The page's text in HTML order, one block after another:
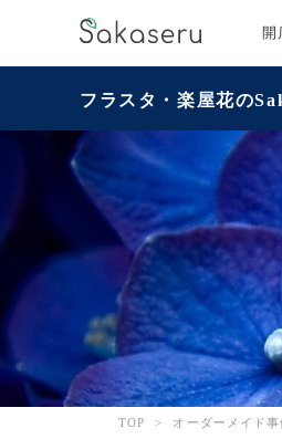
開
フラスタ・楽屋花の
TOP > オーダーメイド事